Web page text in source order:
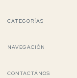
CATEGORÍAS
NAVEGACIÓN
CONTACTÁNOS